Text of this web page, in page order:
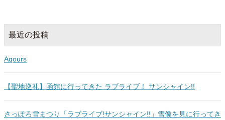
最近の投稿
Aqours
【聖地巡礼】函館に行ってきた ラブライブ！ サンシャイン!!
さっぽろ雪まつり「ラブライブ!サンシャイン!!」雪像を見に行ってき